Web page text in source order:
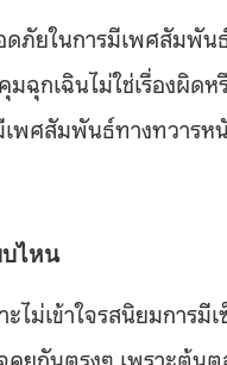
ภัยในการมีเพศสัมพัน
มฉุกเฉินไม่ใช่เรื่องผิ
เพศสัมพันธ์ทางทวารห
ไหน
ม่เข้าใจรสนิยมการมี
คุยกันตรงๆ เพราะต้